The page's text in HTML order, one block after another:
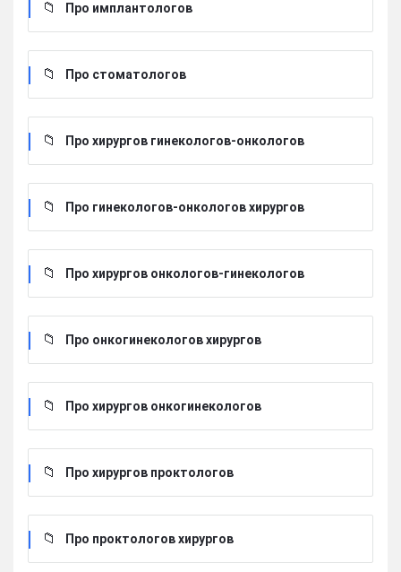
Про имплантологов
Про стоматологов
Про хирургов гинекологов-онкологов
Про гинекологов-онкологов хирургов
Про хирургов онкологов-гинекологов
Про онкогинекологов хирургов
Про хирургов онкогинекологов
Про хирургов проктологов
Про проктологов хирургов